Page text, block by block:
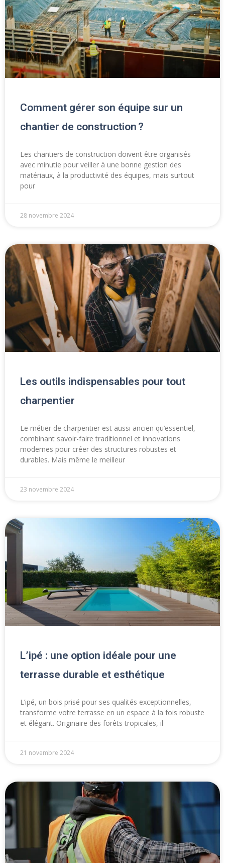
Comment gérer son équipe sur un
chantier de construction ?
Les chantiers de construction doivent être organisés
avec minutie pour veiller à une bonne gestion des
matériaux, à la productivité des équipes, mais surtout
pour
28 novembre 2024
Les outils indispensables pour tout
charpentier
Le métier de charpentier est aussi ancien qu’essentiel,
combinant savoir-faire traditionnel et innovations
modernes pour créer des structures robustes et
durables. Mais même le meilleur
23 novembre 2024
L’ipé : une option idéale pour une
terrasse durable et esthétique
L’ipé, un bois prisé pour ses qualités exceptionnelles,
transforme votre terrasse en un espace à la fois robuste
et élégant. Originaire des forêts tropicales, il
21 novembre 2024